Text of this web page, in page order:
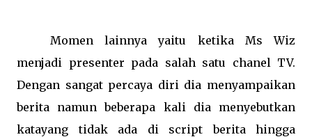
Momen lainnya yaitu ketika Ms Wiz
menjadi presenter pada salah satu chanel TV.
Dengan sangat percaya diri dia menyampaikan
berita namun beberapa kali dia menyebutkan
katayang tidak ada di script berita hingga